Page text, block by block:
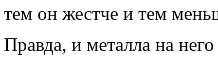
тем он жестче и тем
Правда, и металла на